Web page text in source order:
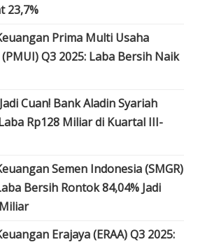
23,7%
Prima Multi Usaha
Q3 2025: Laba Bersih Naik
Cuan! Bank Aladin Syariah
Rp128 Miliar di Kuartal III-
Semen Indonesia (SMGR)
Bersih Rontok 84,04% Jadi
Erajaya (ERAA) Q3 2025: